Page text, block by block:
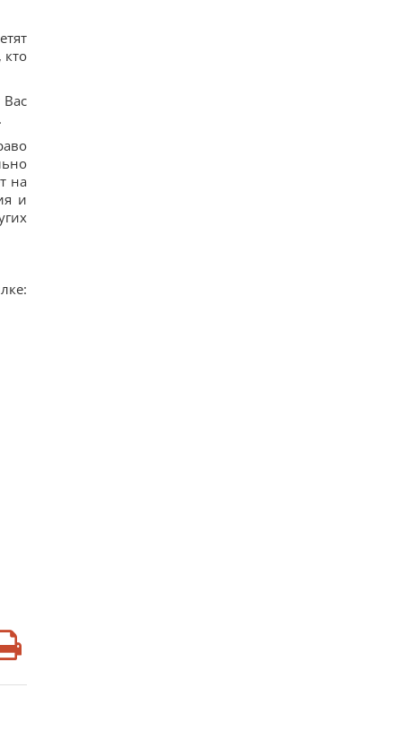
кто
на
и